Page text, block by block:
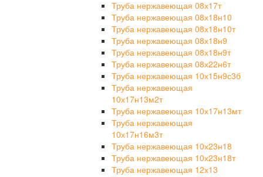
Труба нержавеющая 08х17т
Труба нержавеющая 08х18н10
Труба нержавеющая 08х18н10т
Труба нержавеющая 08х18н9
Труба нержавеющая 08х18н9т
Труба нержавеющая 08х22н6т
Труба нержавеющая 10х15н9с3б
Труба нержавеющая
10х17н13м2т
Труба нержавеющая 10х17н13мт
Труба нержавеющая
10х17н16м3т
Труба нержавеющая 10х23н18
Труба нержавеющая 10х23н18т
Труба нержавеющая 12х13